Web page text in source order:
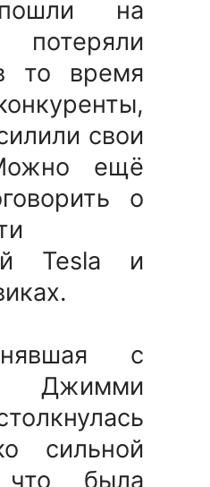
на
то время
свои
ещё
о
Tesla и
с
сильной
что была